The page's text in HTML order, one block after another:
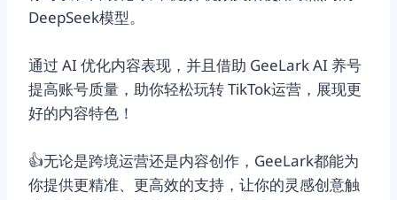
DeepSeek模型。
通过 AI 优化内容表现，并且借助 GeeLark AI 养号
提高账号质量，助你轻松玩转 TikTok运营，展现更
好的内容特色！
👍无论是跨境运营还是内容创作，GeeLark都能为
你提供更精准、更高效的支持，让你的灵感创意触